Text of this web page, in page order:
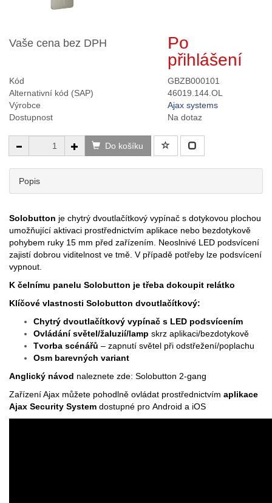
Vaše cena bez DPH
Po
přihlášení
Kód
GBZB000101
Alternativní kód (SAP)
46019.144.OL
Výrobce
Ajax systems
Dostupnost
Na dotaz
Do košíku
Popis
Solobutton je chytrý dvoutlačítkový vypínač s dotykovou plochou
umožňující aktivaci prostřednictvím aplikace nebo bezdotykově
pohybem ruky 15 mm před zařízením. Neoslnivé LED podsvícení
zajistí dobrou viditelnost ve tmě. V případě potřeby lze podsvícení
vypnout.
K čelnímu panelu Solobutton je třeba dokoupit relátko
Klíčové vlastnosti Solobutton dvoutlačítkový:
Chytrý dvoutlačítkový vypínač s LED podsvícením
Ovládání světel/žaluzií/lamp skrz aplikaci/bezdotykově
Tvorba scénářů – zapnutí světel při odstřežení/poplachu
Osm barevných variant
Anglický návod naleznete zde: Solobutton 2-gang
Zařízení Ajax můžete pohodlně ovládat prostřednictvím aplikace
Ajax Security System dostupné pro Android a iOS